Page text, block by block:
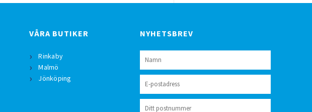
VÅRA BUTIKER
Rinkaby
Malmö
Jönköping
NYHETSBREV